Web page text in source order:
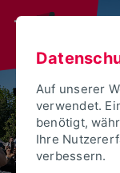
Auf unserer
verwendet.
benötigt,
Ihre
verbessern.